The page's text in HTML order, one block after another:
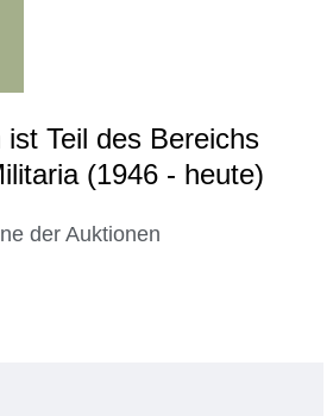
ist Teil des Bereichs
(1946 - heute)
der Auktionen